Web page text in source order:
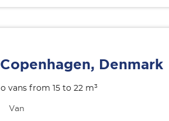
Copenhagen, Denmark
vans from 15 to 22 m³
Van